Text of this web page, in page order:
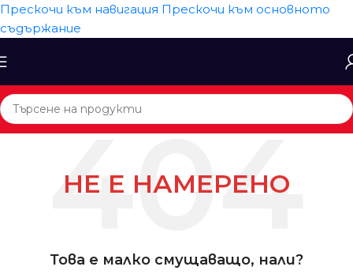
Прескочи към навигация Прескочи към основното
съдържание
НЕ Е НАМЕРЕНО
Това е малко смущаващо, нали?